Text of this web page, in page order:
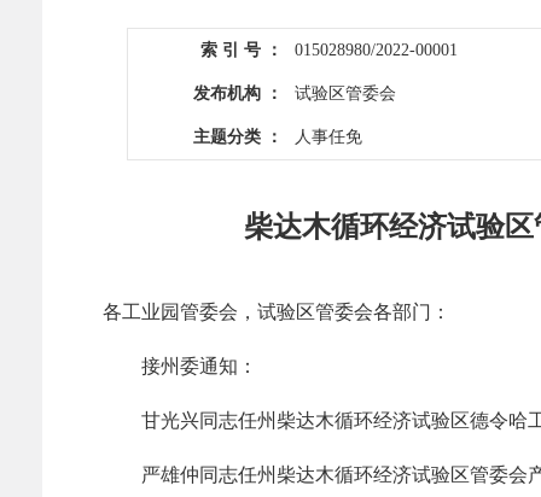
索 引 号 ： 015028980/2022-00001
发布机构 ： 试验区管委会
主题分类 ： 人事任免
柴达木循环经济试验
各工业园管委会，试验区管委会各部门：
接州委通知：
甘光兴同志任州柴达木循环经济试验区德令哈
严雄仲同志任州柴达木循环经济试验区管委会